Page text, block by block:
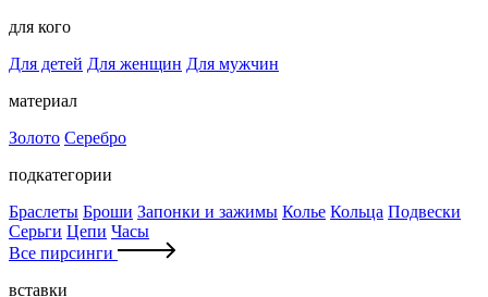
для кого
Для детей Для женщин Для мужчин
материал
Золото Серебро
подкатегории
Браслеты Броши Запонки и зажимы Колье Кольца Подвески
Серьги Цепи Часы
Все пирсинги
вставки